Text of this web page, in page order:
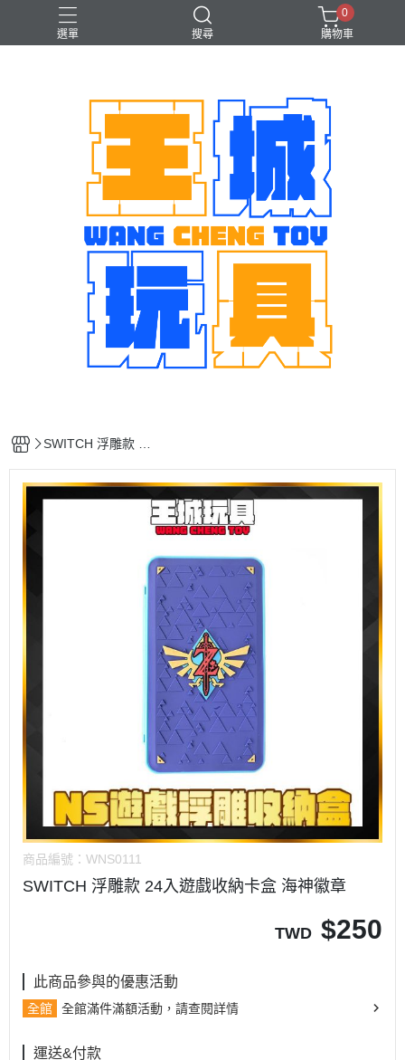
選單 搜尋
0
購物車
SWITCH 浮雕款 2
海神徽章
商品編號： WNS0111
SWITCH 浮雕款 24入遊戲收納卡盒 海神徽章
TWD $250
此商品參與的優惠活動
全館 全館滿件滿額活動，請查閱詳情
運送&付款